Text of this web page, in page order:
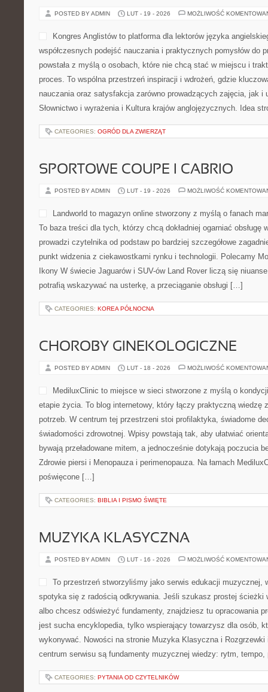
POSTED BY ADMIN LUT - 19 - 2026 MOŻLIWOŚĆ
Kongres Anglistów to platforma dla lektorów języka
współczesnych podejść nauczania i praktycznych pomysłów do
powstała z myślą o osobach, które nie chcą stać w miejscu i
proces. To wspólna przestrzeń inspiracji i wdrożeń, gdzie
nauczania oraz satysfakcja zarówno prowadzących zajęcia, jak i
Słownictwo i wyrażenia i Kultura krajów anglojęzycznych. Idea
CATEGORIES: OGRÓD DLA ZWIERZĄT
SPORTOWE COUPE I CABRIO
POSTED BY ADMIN LUT - 19 - 2026 MOŻLIWOŚĆ
Landworld to magazyn online stworzony z myślą o fanach
To baza treści dla tych, którzy chcą dokładniej ogarniać obsługę
prowadzi czytelnika od podstaw po bardziej szczegółowe
punkt widzenia z ciekawostkami rynku i technologii. Polecamy
Ikony W świecie Jaguarów i SUV-ów Land Rover liczą się
potrafią wskazywać na usterkę, a przeciąganie obsługi […]
CATEGORIES: KOREA PÓŁNOCNA
CHOROBY GINEKOLOGICZNE
POSTED BY ADMIN LUT - 18 - 2026 MOŻLIWOŚĆ
MediluxClinic to miejsce w sieci stworzone z myślą o
etapie życia. To blog internetowy, który łączy praktyczną wiedzę
potrzeb. W centrum tej przestrzeni stoi profilaktyka, świadome
świadomości zdrowotnej. Wpisy powstają tak, aby ułatwiać
bywają przeładowane mitem, a jednocześnie dotykają poczucia
Zdrowie piersi i Menopauza i perimenopauza. Na łamach
poświęcone […]
CATEGORIES: BIBLIA I PISMO ŚWIĘTE
MUZYKA KLASYCZNA
POSTED BY ADMIN LUT - 16 - 2026 MOŻLIWOŚĆ
To przestrzeń stworzyliśmy jako serwis edukacji muzycznej,
spotyka się z radością odkrywania. Jeśli szukasz prostej ścieżki
albo chcesz odświeżyć fundamenty, znajdziesz tu opracowania
jest sucha encyklopedia, tylko wspierający towarzysz dla osób,
wykonywać. Nowości na stronie Muzyka Klasyczna i Rozgrzewki
centrum serwisu są fundamenty muzycznej wiedzy: rytm,
CATEGORIES: PYTANIA OD CZYTELNIKÓW